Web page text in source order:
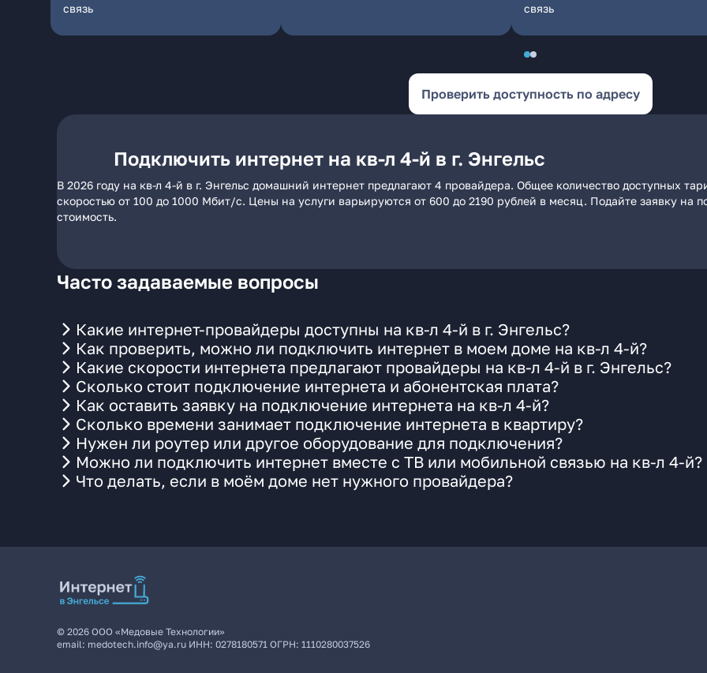
связь
связь
Проверить доступность по адресу
Подключить интернет на кв-л 4-й в г. Энгельс
В 2026 году на кв-л 4-й в г. Энгельс домашний интернет предлагают 4 провайдера. Общее количество доступных
скоростью от 100 до 1000 Мбит/с. Цены на услуги варьируются от 600 до 2190 рублей в месяц. Подайте заявку на
стоимость.
Часто задаваемые вопросы
Какие интернет-провайдеры доступны на кв-л 4-й в г. Энгельс?
Как проверить, можно ли подключить интернет в моем доме на кв-л 4-й?
Какие скорости интернета предлагают провайдеры на кв-л 4-й в г. Энгельс?
Сколько стоит подключение интернета и абонентская плата?
Как оставить заявку на подключение интернета на кв-л 4-й?
Сколько времени занимает подключение интернета в квартиру?
Нужен ли роутер или другое оборудование для подключения?
Можно ли подключить интернет вместе с ТВ или мобильной связью на кв-л 4-й?
Что делать, если в моём доме нет нужного провайдера?
© 2026 ООО «Медовые Технологии»
email: medotech.info@ya.ru ИНН: 0278180571 ОГРН: 1110280037526